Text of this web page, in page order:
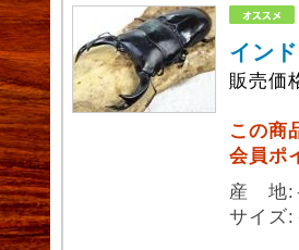
イン
販売価
この商
会員ポ
産 地:
サイ